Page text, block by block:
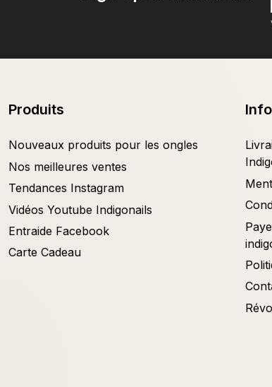
Produits
Nouveaux produits pour les ongles
Nos meilleures ventes
Tendances Instagram
Vidéos Youtube Indigonails
Entraide Facebook
Carte Cadeau